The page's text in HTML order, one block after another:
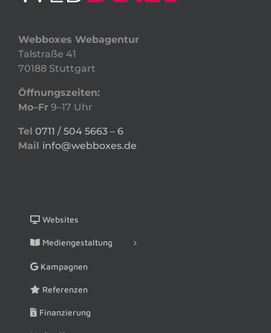
Webboxes Webagentur
Talstraße 41
70188 Stuttgart
Öffnungszeiten:
Mo–Fr 9–17 Uhr
Tel 0711 / 504 5663 – 6
Mail info@webboxes.de
Websites
Mediengestaltung
Kampagnen
Referenzen
Finanzierung